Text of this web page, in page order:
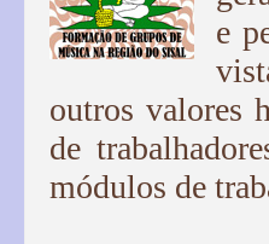
e
outros valores
de
módulos de